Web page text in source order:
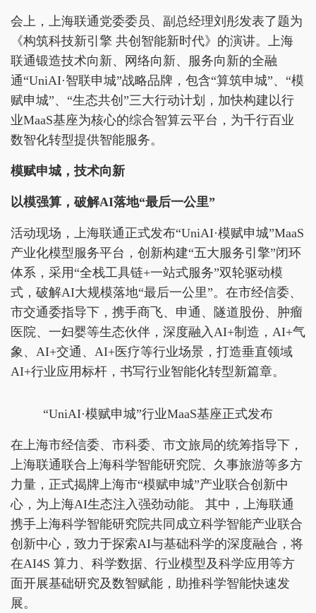
会上，上海联通党委委员、副总经理刘彤发表了题为
《构筑科技新引擎 共创智能新时代》的演讲。上海
联通锻造技术向新、网络向新、服务向新的全融
通“UniAI·智联申城”战略品牌，包含“算筑申城”、“模
赋申城”、“生态共创”三大行动计划，加快构建以行
业MaaS基座为核心的综合智算云平台，为千行百业
数智化转型提供智能服务。
模赋申城，技术向新
以模强算，破解AI落地“最后一公里”
活动现场，上海联通正式发布“UniAI·模赋申城”MaaS
产业化模型服务平台，创新构建“五大服务引擎”闭环
体系，采用“全栈工具链+一站式服务”双轮驱动模
式，破解AI大规模落地“最后一公里”。在市经信委、
市交通委指导下，携手商飞、申通、隧道股份、肿瘤
医院、一妇婴等生态伙伴，深度融入AI+制造，AI+气
象、AI+交通、AI+医疗等行业场景，打造垂直领域
AI+行业应用标杆，书写行业智能化转型新篇章。
“UniAI·模赋申城”行业MaaS基座正式发布
在上海市经信委、市科委、市文旅局的统筹指导下，
上海联通联合上海科学智能研究院、久事旅游等多方
力量，正式揭牌上海市“模赋申城”产业联合创新中
心，为上海AI生态注入强劲动能。 其中，上海联通
携手上海科学智能研究院共同成立科学智能产业联合
创新中心，致力于探索AI与基础科学的深度融合，将
在AI4S 算力、科学数据、行业模型及科学应用等方
面开展基础研究及数智赋能，助推科学智能快速发
展。